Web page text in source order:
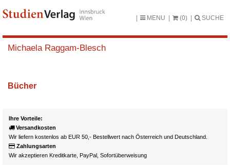
MENU (0) SUCHE
Michaela Raggam-Blesch
Bücher
Ihre Vorteile:
Versandkosten
Wir liefern kostenlos ab EUR 50,- Bestellwert nach Österreich und Deutschland.
Zahlungsarten
Wir akzeptieren Kreditkarte, PayPal, Sofortüberweisung